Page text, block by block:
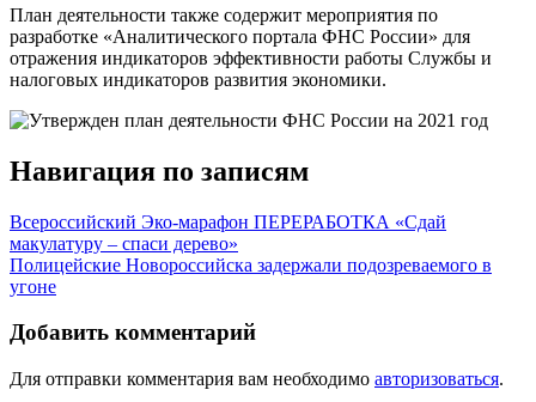
План деятельности также содержит мероприятия по
разработке «Аналитического портала ФНС России» для
отражения индикаторов эффективности работы Службы и
налоговых индикаторов развития экономики.
Навигация по записям
Всероссийский Эко-марафон ПЕРЕРАБОТКА «Сдай
макулатуру – спаси дерево»
Полицейские Новороссийска задержали подозреваемого в
угоне
Добавить комментарий
Для отправки комментария вам необходимо авторизоваться.